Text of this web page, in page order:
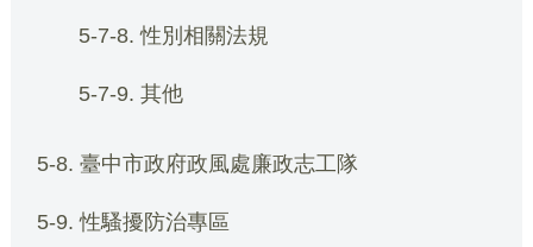
5-7-8. 性別相關法規
5-7-9. 其他
5-8. 臺中市政府政風處廉政志工隊
5-9. 性騷擾防治專區